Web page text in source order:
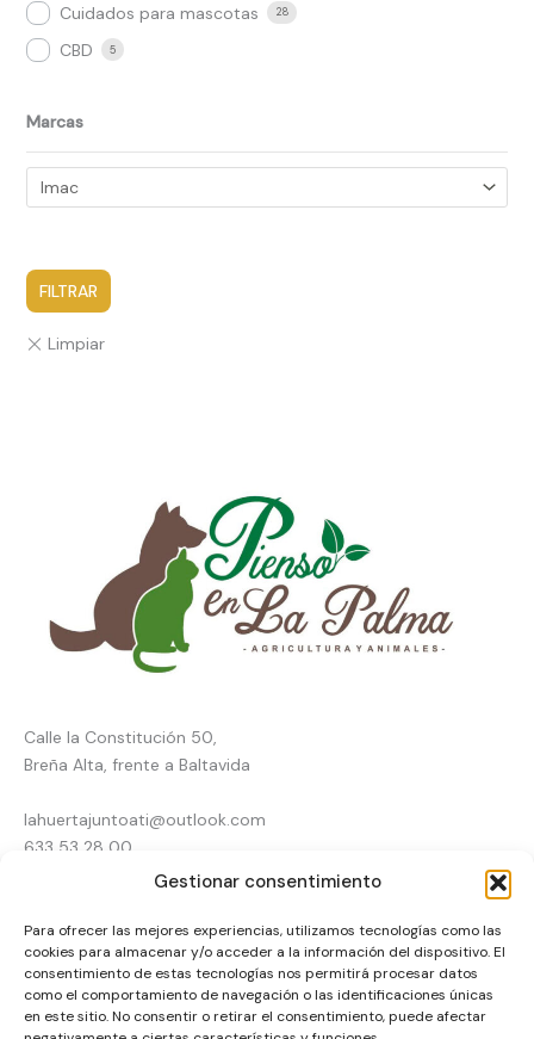
Gestionar consentimiento
Para ofrecer las mejores experiencias, utilizamos tecnologías como las
cookies para almacenar y/o acceder a la información del dispositivo. El
consentimiento de estas tecnologías nos permitirá procesar datos
como el comportamiento de navegación o las identificaciones únicas
en este sitio. No consentir o retirar el consentimiento, puede afectar
Cuidados para mascotas 28
CBD 5
Marcas
FILTRAR
Calle la Constitución 50,
Breña Alta, frente a Baltavida
lahuertajuntoati@outlook.com
633 53 28 00
Tienda online
Pienso en La Palma
Agricultura
Animales
Contacto